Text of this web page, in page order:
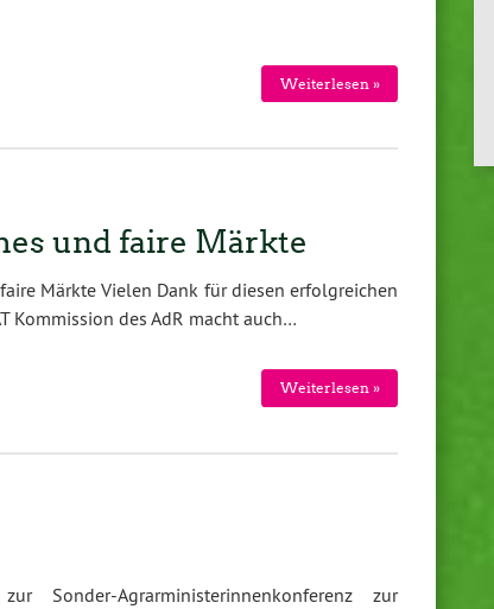
Weiterlesen »
und faire Märkte
Märkte Vielen Dank für diesen erfolgreichen
Kommission des AdR macht auch…
Weiterlesen »
Agrarministerinnenkonferenz zur